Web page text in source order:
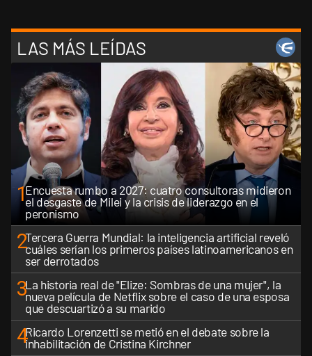
LAS MÁS LEÍDAS
1Encuesta rumbo a 2027: cuatro consultoras midieron
el desgaste de Milei y la crisis de liderazgo en el
peronismo
2Tercera Guerra Mundial: la inteligencia artificial reveló
cuáles serían los primeros países latinoamericanos en
ser derrotados
3La historia real de "Elize: Sombras de una mujer", la
nueva película de Netflix sobre el caso de una esposa
que descuartizó a su marido
4Ricardo Lorenzetti se metió en el debate sobre la
inhabilitación de Cristina Kirchner